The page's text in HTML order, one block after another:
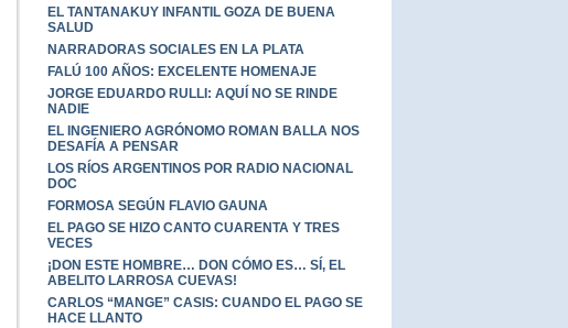
EL TANTANAKUY INFANTIL GOZA DE BUENA
SALUD
NARRADORAS SOCIALES EN LA PLATA
FALÚ 100 AÑOS: EXCELENTE HOMENAJE
JORGE EDUARDO RULLI: AQUÍ NO SE RINDE
NADIE
EL INGENIERO AGRÓNOMO ROMAN BALLA NOS
DESAFÍA A PENSAR
LOS RÍOS ARGENTINOS POR RADIO NACIONAL
DOC
FORMOSA SEGÚN FLAVIO GAUNA
EL PAGO SE HIZO CANTO CUARENTA Y TRES
VECES
¡DON ESTE HOMBRE… DON CÓMO ES… SÍ, EL
ABELITO LARROSA CUEVAS!
CARLOS “MANGE” CASIS: CUANDO EL PAGO SE
HACE LLANTO